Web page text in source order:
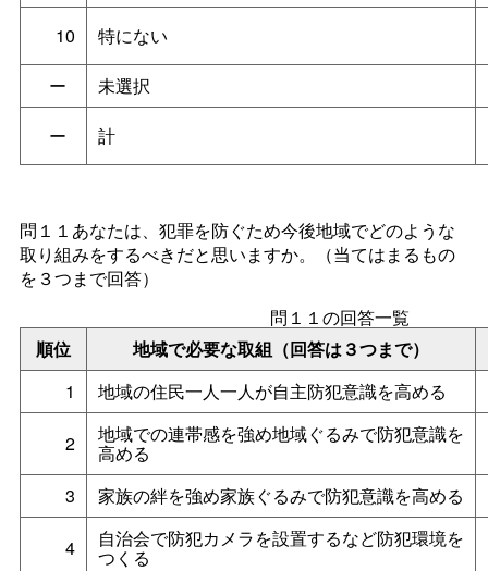
10
特にない
ー
未選択
ー
計
問１１あなたは、犯罪を防ぐため今後地域でどのような
取り組みをするべきだと思いますか。（当てはまるもの
を３つまで回答）
順位 地域で必要な取組（回答は３つまで）
問１１の回答一覧
1 地域の住民一人一人が自主防犯意識を高める
2 地域での連帯感を強め地域ぐるみで防犯意識を
高める
3
家族の絆を強め家族ぐるみで防犯意識を高める
4 自治会で防犯カメラを設置するなど防犯環境を
つくる